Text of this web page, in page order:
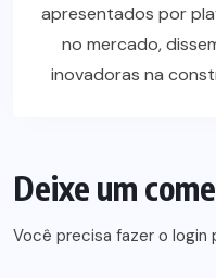
apresentados por
no mercado,
inovadoras na
Deixe um
Você precisa fazer o login